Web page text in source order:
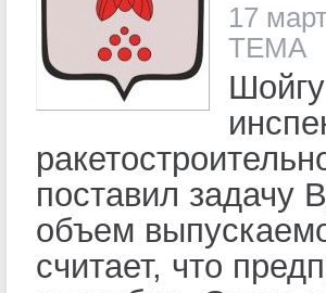
17
ТЕМА
поставил задачу
объем
считает, что